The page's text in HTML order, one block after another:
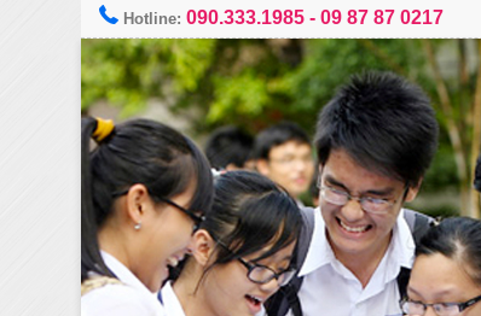
Hotline:090.333.1985 -09 87 87 0217